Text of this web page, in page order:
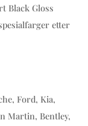
Black Gloss
etter
Ford, Kia,
Martin, Bentley,